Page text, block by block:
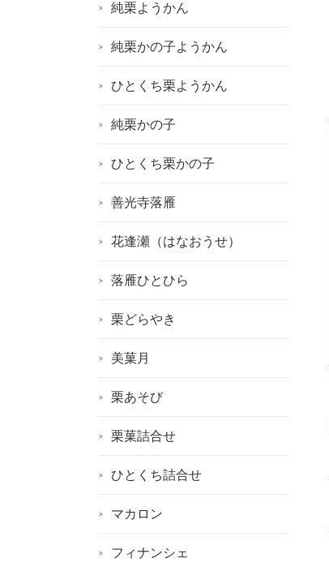
純栗ようかん
純栗かの子ようかん
ひとくち栗ようかん
純栗かの子
ひとくち栗かの子
善光寺落雁
花逢瀬（はなおうせ）
落雁ひとひら
栗どらやき
美菓月
栗あそび
栗菓詰合せ
ひとくち詰合せ
マカロン
フィナンシェ